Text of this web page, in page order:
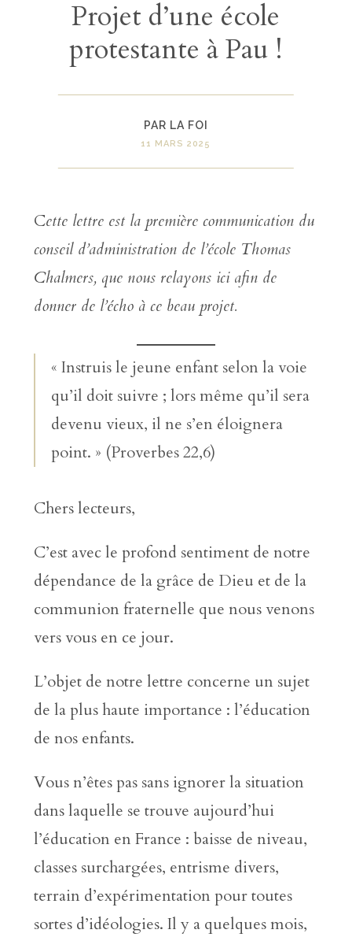
Projet d’une école
protestante à Pau !
PAR LA FOI
11 MARS 2025
Cette lettre est la première communication du
conseil d’administration de l’école Thomas
Chalmers, que nous relayons ici afin de
donner de l’écho à ce beau projet.
« Instruis le jeune enfant selon la voie
qu’il doit suivre ; lors même qu’il sera
devenu vieux, il ne s’en éloignera
point. » (Proverbes 22,6)
Chers lecteurs,
C’est avec le profond sentiment de notre
dépendance de la grâce de Dieu et de la
communion fraternelle que nous venons
vers vous en ce jour.
L’objet de notre lettre concerne un sujet
de la plus haute importance : l’éducation
de nos enfants.
Vous n’êtes pas sans ignorer la situation
dans laquelle se trouve aujourd’hui
l’éducation en France : baisse de niveau,
classes surchargées, entrisme divers,
terrain d’expérimentation pour toutes
sortes d’idéologies. Il y a quelques mois,